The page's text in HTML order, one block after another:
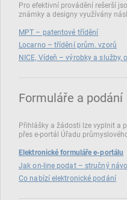
Pro efektivní provádění rešerší
známky a designy využívány
MPT – patentové třídění
Locarno – třídění prům. vzorů
NICE, Vídeň – výrobky a
Formuláře a podání
Přihlášky a žádosti lze vyplnit a
přes e‑portál Úřadu
Elektronické formuláře e-portálu
Jak on-line podat – stručný
Co nabízí elektronické podání